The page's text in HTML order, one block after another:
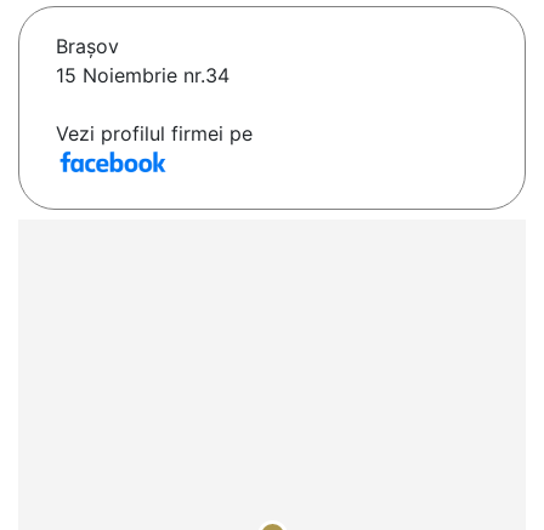
Braşov
15 Noiembrie nr.34
Vezi profilul firmei pe